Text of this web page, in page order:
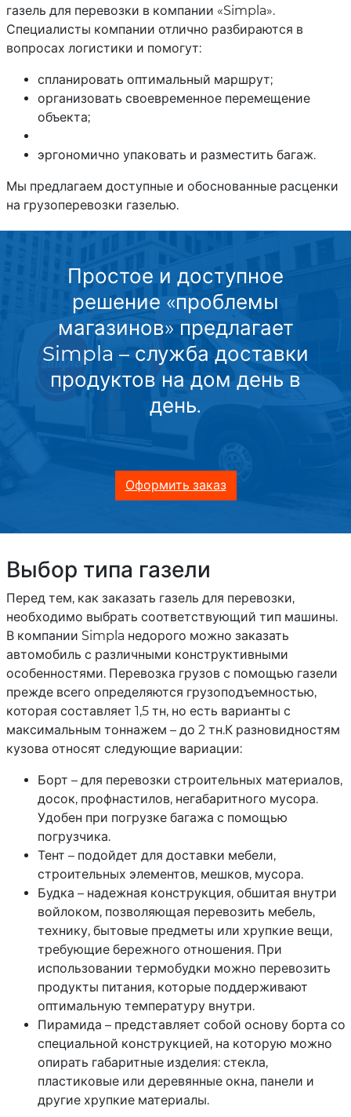
газель для перевозки в компании «Simpla».
Специалисты компании отлично разбираются в
вопросах логистики и помогут:
спланировать оптимальный маршрут;
организовать своевременное перемещение
объекта;
эргономично упаковать и разместить багаж.
Мы предлагаем доступные и обоснованные расценки
на грузоперевозки газелью.
Простое и доступное
решение «проблемы
магазинов» предлагает
Simpla – служба доставки
продуктов на дом день в
день.
Оформить заказ
Выбор типа газели
Перед тем, как заказать газель для перевозки,
необходимо выбрать соответствующий тип машины.
В компании Simpla недорого можно заказать
автомобиль с различными конструктивными
особенностями. Перевозка грузов с помощью газели
прежде всего определяются грузоподъемностью,
которая составляет 1,5 тн, но есть варианты с
максимальным тоннажем – до 2 тн.К разновидностям
кузова относят следующие вариации:
Борт – для перевозки строительных материалов,
досок, профнастилов, негабаритного мусора.
Удобен при погрузке багажа с помощью
погрузчика.
Тент – подойдет для доставки мебели,
строительных элементов, мешков, мусора.
Будка – надежная конструкция, обшитая внутри
войлоком, позволяющая перевозить мебель,
технику, бытовые предметы или хрупкие вещи,
требующие бережного отношения. При
использовании термобудки можно перевозить
продукты питания, которые поддерживают
оптимальную температуру внутри.
Пирамида – представляет собой основу борта со
специальной конструкцией, на которую можно
опирать габаритные изделия: стекла,
пластиковые или деревянные окна, панели и
другие хрупкие материалы.